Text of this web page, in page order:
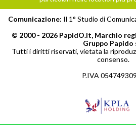
Comunicazione: Il 1° Studio di
© 2000 - 2026 PapidO.it, Marchio
Gruppo Papido
Tutti i diritti riservati, vietata la
consenso.
P.IVA